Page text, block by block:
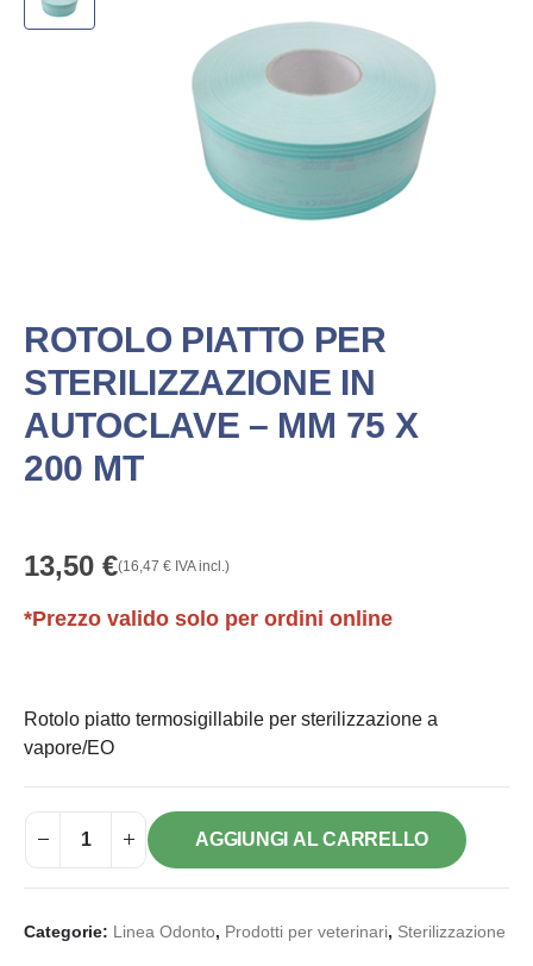
ROTOLO PIATTO PER
STERILIZZAZIONE IN
AUTOCLAVE – MM 75 X
200 MT
13,50 €(16,47 € IVA incl.)
*Prezzo valido solo per ordini online
Rotolo piatto termosigillabile per sterilizzazione a
vapore/EO
AGGIUNGI AL CARRELLO
Categorie: Linea Odonto, Prodotti per veterinari, Sterilizzazione